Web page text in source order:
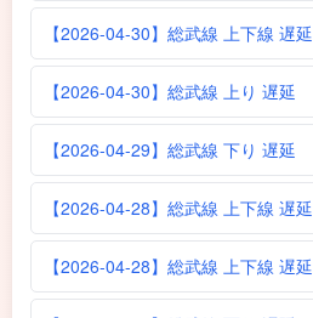
【2026-04-30】総武線 上下線 遅延
【2026-04-30】総武線 上り 遅延
【2026-04-29】総武線 下り 遅延
【2026-04-28】総武線 上下線 遅延
【2026-04-28】総武線 上下線 遅延